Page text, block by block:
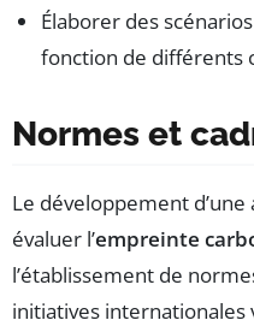
Élaborer des
fonction de différents
Normes et
Le développement
évaluer l’empreinte
l’établissement de
initiatives internationales